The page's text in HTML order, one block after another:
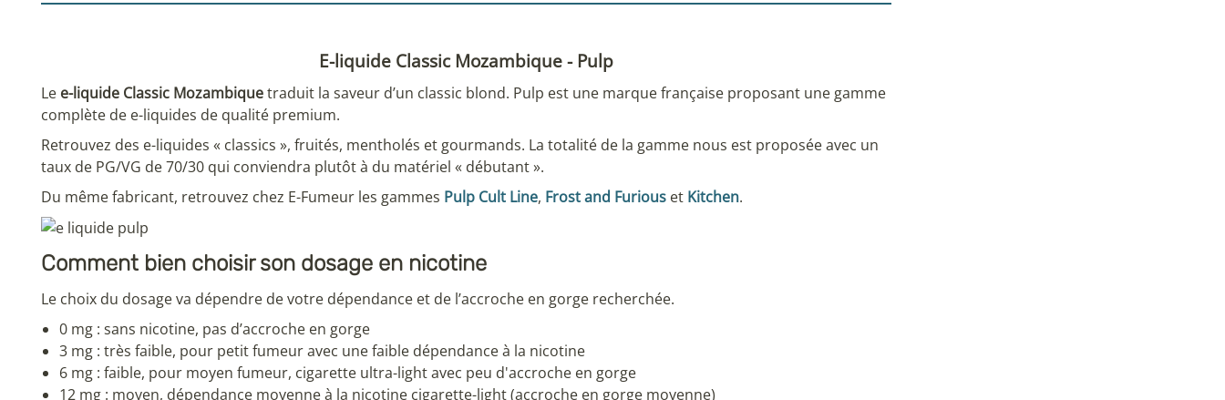
E-liquide Classic Mozambique - Pulp
Le e-liquide Classic Mozambiquetraduit la saveur d’un classic blond. Pulp est une marque française proposant une gamme
complète de e-liquides de qualité premium.
Retrouvez des e-liquides « classics », fruités, mentholés et gourmands. La totalité de la gamme nous est proposée avec un
taux de PG/VG de 70/30 qui conviendra plutôt à du matériel « débutant ».
Du même fabricant, retrouvez chez E-Fumeur les gammes Pulp Cult Line, Frost and Furious et Kitchen.
Comment bien choisir son dosage en nicotine
Le choix du dosage va dépendre de votre dépendance et de l’accroche en gorge recherchée.
0 mg : sans nicotine, pas d’accroche en gorge
3 mg : très faible, pour petit fumeur avec une faible dépendance à la nicotine
6 mg : faible, pour moyen fumeur, cigarette ultra-light avec peu d'accroche en gorge
12 mg : moyen, dépendance moyenne à la nicotine cigarette-light (accroche en gorge moyenne)